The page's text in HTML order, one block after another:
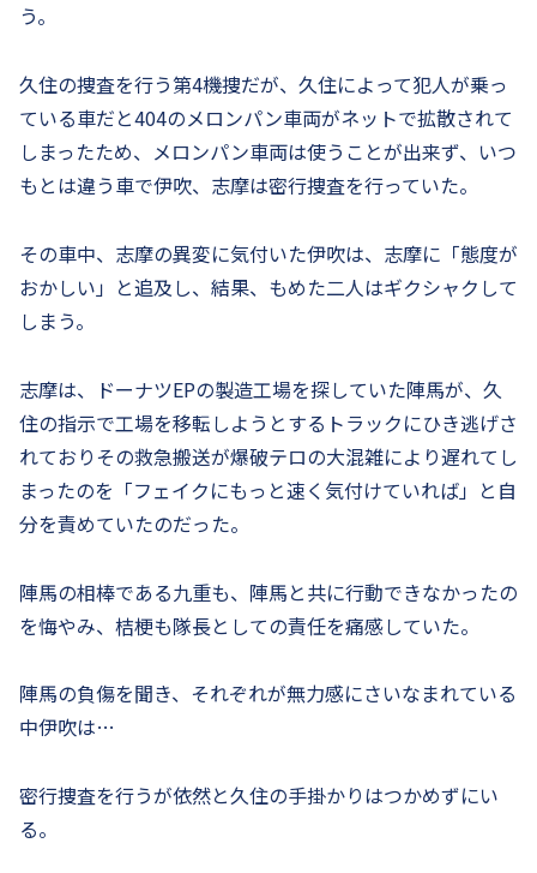
う。
久住の捜査を行う第4機捜だが、久住によって犯人が乗っ
ている車だと404のメロンパン車両がネットで拡散されて
しまったため、メロンパン車両は使うことが出来ず、いつ
もとは違う車で伊吹、志摩は密行捜査を行っていた。
その車中、志摩の異変に気付いた伊吹は、志摩に「態度が
おかしい」と追及し、結果、もめた二人はギクシャクして
しまう。
志摩は、ドーナツEPの製造工場を探していた陣馬が、久
住の指示で工場を移転しようとするトラックにひき逃げさ
れておりその救急搬送が爆破テロの大混雑により遅れてし
まったのを「フェイクにもっと速く気付けていれば」と自
分を責めていたのだった。
陣馬の相棒である九重も、陣馬と共に行動できなかったの
を悔やみ、桔梗も隊長としての責任を痛感していた。
陣馬の負傷を聞き、それぞれが無力感にさいなまれている
中伊吹は…
密行捜査を行うが依然と久住の手掛かりはつかめずにい
る。